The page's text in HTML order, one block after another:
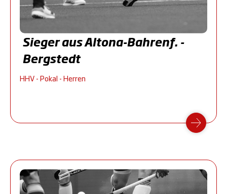
Sieger aus Altona-Bahrenf. -
Bergstedt
HHV - Pokal - Herren